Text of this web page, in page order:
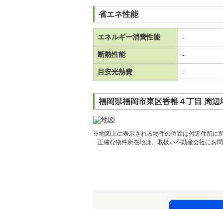
省エネ性能
エネルギー消費性能 -
断熱性能 -
目安光熱費 -
福岡県福岡市東区香椎４丁目 周辺
※地図上に表示される物件の位置は付近住所に
正確な物件所在地は、取扱い不動産会社にお